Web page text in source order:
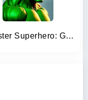
Monster Superhero: Green Fight